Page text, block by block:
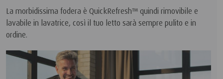
La morbidissima fodera è QuickRefresh™ quindi rimovibile e
lavabile in lavatrice, così il tuo letto sarà sempre pulito e in
ordine.